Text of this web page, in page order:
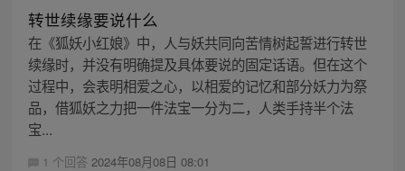
转世续缘要说什么
在《狐妖小红娘》中，人与妖共同向苦情树起誓进行转世
续缘时，并没有明确提及具体要说的固定话语。但在这个
过程中，会表明相爱之心，以相爱的记忆和部分妖力为祭
品，借狐妖之力把一件法宝一分为二，人类手持半个法
宝...
1 个回答 2024年08月08日 08:01